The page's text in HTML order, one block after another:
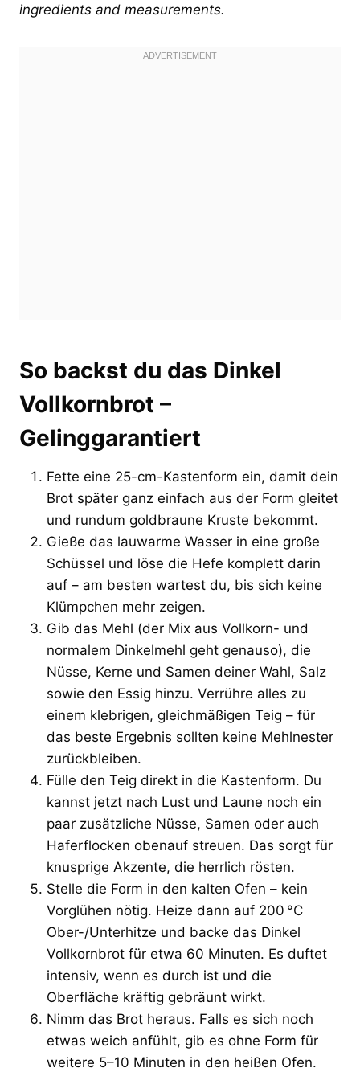
ingredients and measurements.
So backst du das Dinkel
Vollkornbrot –
Gelinggarantiert
Fette eine 25-cm-Kastenform ein, damit dein
Brot später ganz einfach aus der Form gleitet
und rundum goldbraune Kruste bekommt.
Gieße das lauwarme Wasser in eine große
Schüssel und löse die Hefe komplett darin
auf – am besten wartest du, bis sich keine
Klümpchen mehr zeigen.
Gib das Mehl (der Mix aus Vollkorn- und
normalem Dinkelmehl geht genauso), die
Nüsse, Kerne und Samen deiner Wahl, Salz
sowie den Essig hinzu. Verrühre alles zu
einem klebrigen, gleichmäßigen Teig – für
das beste Ergebnis sollten keine Mehlnester
zurückbleiben.
Fülle den Teig direkt in die Kastenform. Du
kannst jetzt nach Lust und Laune noch ein
paar zusätzliche Nüsse, Samen oder auch
Haferflocken obenauf streuen. Das sorgt für
knusprige Akzente, die herrlich rösten.
Stelle die Form in den kalten Ofen – kein
Vorglühen nötig. Heize dann auf 200 °C
Ober-/Unterhitze und backe das Dinkel
Vollkornbrot für etwa 60 Minuten. Es duftet
intensiv, wenn es durch ist und die
Oberfläche kräftig gebräunt wirkt.
Nimm das Brot heraus. Falls es sich noch
etwas weich anfühlt, gib es ohne Form für
weitere 5–10 Minuten in den heißen Ofen.